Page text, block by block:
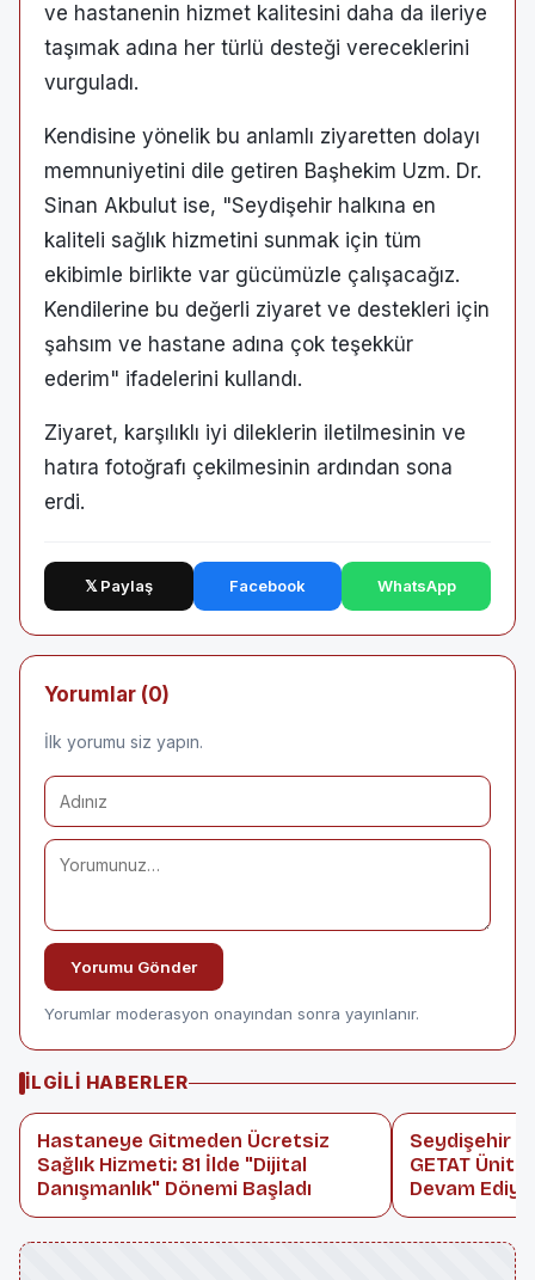
ve hastanenin hizmet kalitesini daha da ileriye
taşımak adına her türlü desteği vereceklerini
vurguladı.
Kendisine yönelik bu anlamlı ziyaretten dolayı
memnuniyetini dile getiren Başhekim Uzm. Dr.
Sinan Akbulut ise, "Seydişehir halkına en
kaliteli sağlık hizmetini sunmak için tüm
ekibimle birlikte var gücümüzle çalışacağız.
Kendilerine bu değerli ziyaret ve destekleri için
şahsım ve hastane adına çok teşekkür
ederim" ifadelerini kullandı.
Ziyaret, karşılıklı iyi dileklerin iletilmesinin ve
hatıra fotoğrafı çekilmesinin ardından sona
erdi.
𝕏 Paylaş Facebook WhatsApp
Yorumlar (0)
İlk yorumu siz yapın.
Yorumu Gönder
Yorumlar moderasyon onayından sonra yayınlanır.
İLGILI HABERLER
Hastaneye Gitmeden Ücretsiz
Sağlık Hizmeti: 81 İlde "Dijital
Danışmanlık" Dönemi Başladı
Seydişehir
GETAT
Devam